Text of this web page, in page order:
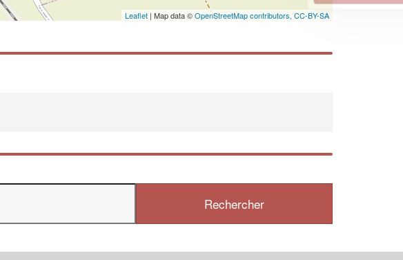
Leaflet | Map data ©OpenStreetMap contributors, CC-BY-SA